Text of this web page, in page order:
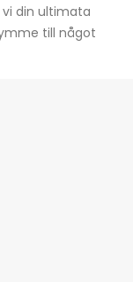
din ultimata
till något